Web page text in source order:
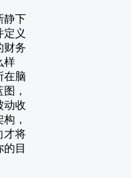
静下
定义
财务
样
在脑
，
动收
，
才将
目